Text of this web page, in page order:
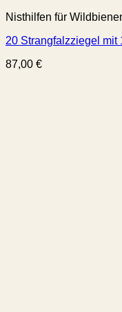
Nisthilfen für
20 Strangfalzziegel mit
87,00 €